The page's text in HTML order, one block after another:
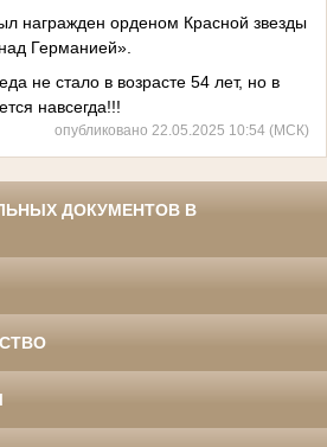
награжден орденом Красной звезды
Германией».
не стало в возрасте 54 лет, но в
навсегда!!!
опубликовано 22.05.2025 10:54 (МСК)
ДОКУМЕНТОВ В